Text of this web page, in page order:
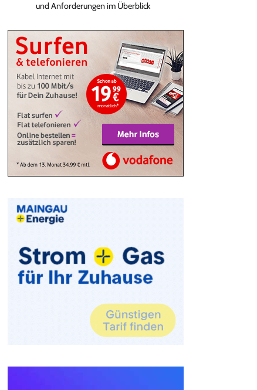
und Anforderungen im Überblick